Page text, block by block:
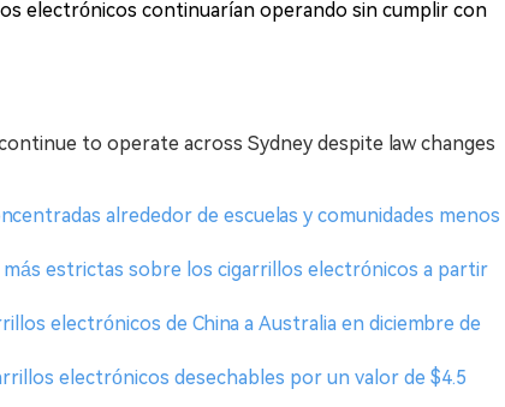
electrónicos continuarían operando sin cumplir con
to operate across Sydney despite law changes
alrededor de escuelas y comunidades menos
estrictas sobre los cigarrillos electrónicos a partir
electrónicos de China a Australia en diciembre de
electrónicos desechables por un valor de $4.5